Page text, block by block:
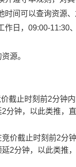
时间可以查询资源
作日，09:00-11:30
源。
截止时刻前2分钟
分钟，以此类推，
价截止时刻前2分
2分钟，以此类推